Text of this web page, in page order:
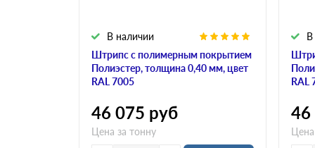
Штрипс с полимерным покрытием
Полиэстер, толщина 0,40 мм, цвет
RAL 7005
В наличии
46 075 руб
Цена за тонну
RAL
В
46